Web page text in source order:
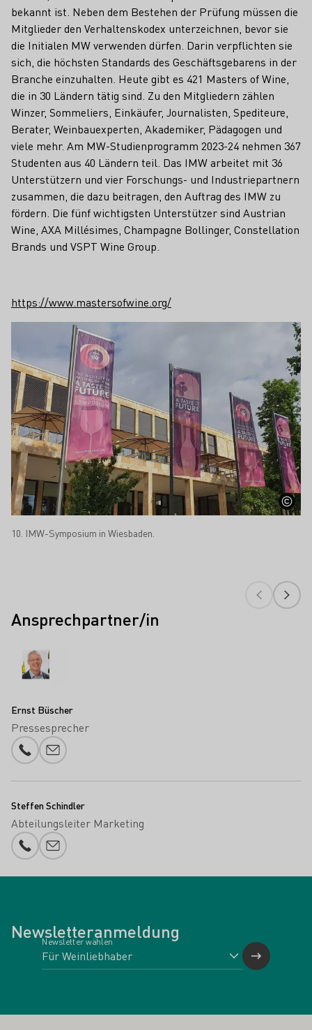
bekannt ist. Neben dem Bestehen der Prüfung müssen die
Mitglieder den Verhaltenskodex unterzeichnen, bevor sie
die Initialen MW verwenden dürfen. Darin verpflichten sie
sich, die höchsten Standards des Geschäftsgebarens in der
Branche einzuhalten. Heute gibt es 421 Masters of Wine,
die in 30 Ländern tätig sind. Zu den Mitgliedern zählen
Winzer, Sommeliers, Einkäufer, Journalisten, Spediteure,
Berater, Weinbauexperten, Akademiker, Pädagogen und
viele mehr. Am MW-Studienprogramm 2023-24 nehmen 367
Studenten aus 40 Ländern teil. Das IMW arbeitet mit 36
Unterstützern und vier Forschungs- und Industriepartnern
zusammen, die dazu beitragen, den Auftrag des IMW zu
fördern. Die fünf wichtigsten Unterstützer sind Austrian
Wine, AXA Millésimes, Champagne Bollinger, Constellation
Brands und VSPT Wine Group.
https://www.mastersofwine.org/
10. IMW-Symposium in Wiesbaden.
Ansprechpartner/in
Ernst Büscher
Pressesprecher
Telefonnummer
E-Mail-Adresse
Steffen Schindler
Abteilungsleiter Marketing
Telefonnummer
E-Mail-Adresse
Newsletteranmeldung
Newsletter wählen